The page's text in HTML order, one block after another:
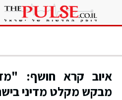
איוב קרא חושף:
מבקש מקלט מדיני